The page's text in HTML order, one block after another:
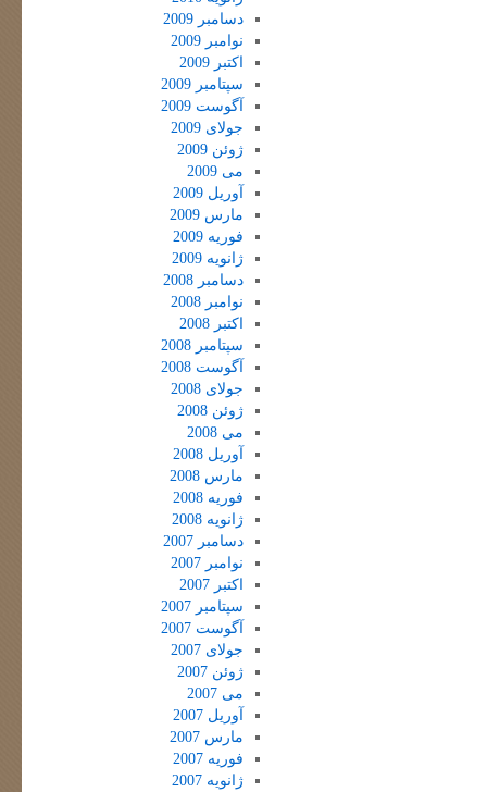
دسامبر 2009
نوامبر 2009
اکتبر 2009
سپتامبر 2009
آگوست 2009
جولای 2009
ژوئن 2009
می 2009
آوریل 2009
مارس 2009
فوریه 2009
ژانویه 2009
دسامبر 2008
نوامبر 2008
اکتبر 2008
سپتامبر 2008
آگوست 2008
جولای 2008
ژوئن 2008
می 2008
آوریل 2008
مارس 2008
فوریه 2008
ژانویه 2008
دسامبر 2007
نوامبر 2007
اکتبر 2007
سپتامبر 2007
آگوست 2007
جولای 2007
ژوئن 2007
می 2007
آوریل 2007
مارس 2007
فوریه 2007
ژانویه 2007